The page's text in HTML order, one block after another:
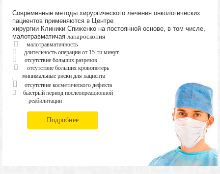
Современные методы хирургического лечения онкологических
пациентов применяются в Центре
хирургии Клиники Спиженко на постоянной основе, в том числе,
малотравматичая лапароскопия
малотравматичность
длительность операции от 15-ти минут
отсутствие больших разрезов
отсутствие больших кровопотерь
минимальные риски для пациента
отсутствие косметического дефекта
быстрый период послеопреационной
реабилитации
Подробнее